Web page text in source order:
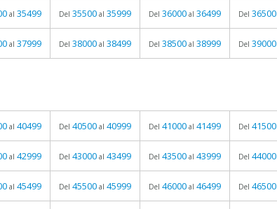
al 35499 Del 35500 al 35999 Del 36000 al 36499 Del 36500
al 37999 Del 38000 al 38499 Del 38500 al 38999 Del 39000
al 40499 Del 40500 al 40999 Del 41000 al 41499 Del 41500
al 42999 Del 43000 al 43499 Del 43500 al 43999 Del 44000
al 45499 Del 45500 al 45999 Del 46000 al 46499 Del 46500